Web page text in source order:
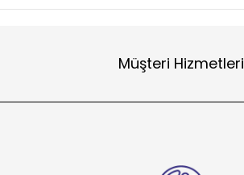
Müşteri Hizmetleri